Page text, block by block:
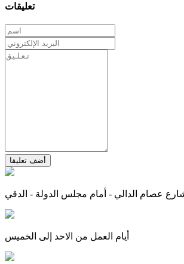
تعليقات
أضف تعليقا
أيام العمل من الاحد إلى الخميس